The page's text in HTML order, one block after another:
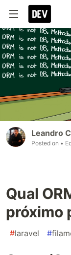
Leandro
Posted on •
Qual
próximo
#laravel #